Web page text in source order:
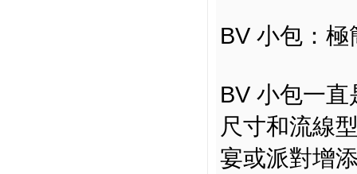
BV 小包：
BV 小包一
尺寸和流線
宴或派對增